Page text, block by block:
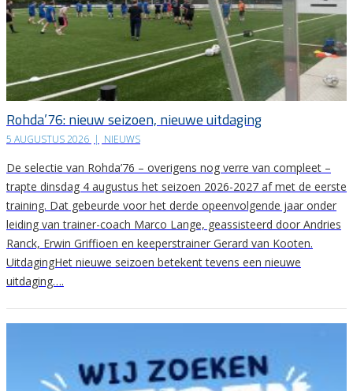
Rohda’76: nieuw seizoen, nieuwe uitdaging
5 AUGUSTUS 2026 | NIEUWS
De selectie van Rohda’76 – overigens nog verre van compleet –
trapte dinsdag 4 augustus het seizoen 2026-2027 af met de eerste
training. Dat gebeurde voor het derde opeenvolgende jaar onder
leiding van trainer-coach Marco Lange, geassisteerd door Andries
Ranck, Erwin Griffioen en keeperstrainer Gerard van Kooten.
UitdagingHet nieuwe seizoen betekent tevens een nieuwe
uitdaging….